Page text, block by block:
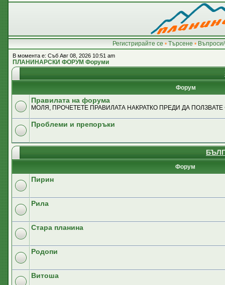
Регистрирайте се • Търсене •
В момента е: Съб Авг 08, 2026 10:51 am
ПЛАНИНАРСКИ ФОРУМ Форуми
Форум
Правилата на форума
МОЛЯ, ПРОЧЕТЕТЕ ПРАВИЛАТА НАКРАТКО ПРЕДИ ДА
Проблеми и препоръки
Форум
Пирин
Рила
Стара планина
Родопи
Витоша